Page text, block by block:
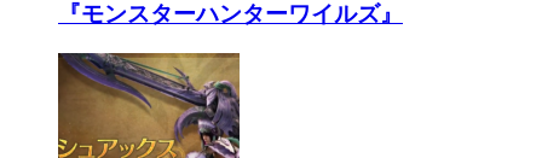
『モンスターハンターワイルズ』